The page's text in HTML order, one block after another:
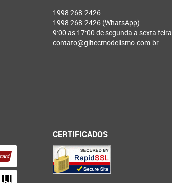
1998 268-2426
1998 268-2426 (WhatsApp)
9:00 as 17:00 de segunda a sexta feira
contato@giltecmodelismo.com.br
CERTIFICADOS